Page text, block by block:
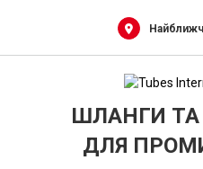
ШЛАНГИ ТА
ДЛЯ